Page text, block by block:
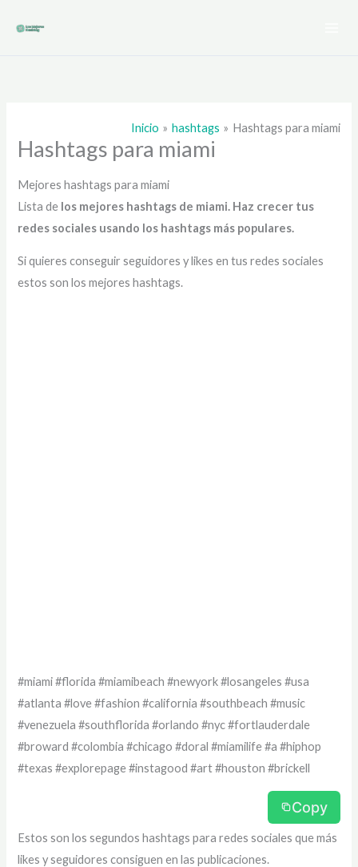
Inicio hashtags Hashtags para miami
Hashtags para miami
Mejores hashtags para miami
Lista de los mejores hashtags de miami. Haz crecer tus
redes sociales usando los hashtags más populares.
Si quieres conseguir seguidores y likes en tus redes sociales
estos son los mejores hashtags.
#miami #florida #miamibeach #newyork #losangeles #usa
#atlanta #love #fashion #california #southbeach #music
#venezuela #southflorida #orlando #nyc #fortlauderdale
#broward #colombia #chicago #doral #miamilife #a #hiphop
#texas #explorepage #instagood #art #houston #brickell
Copy
Estos son los segundos hashtags para redes sociales que más
likes y seguidores consiguen en las publicaciones.